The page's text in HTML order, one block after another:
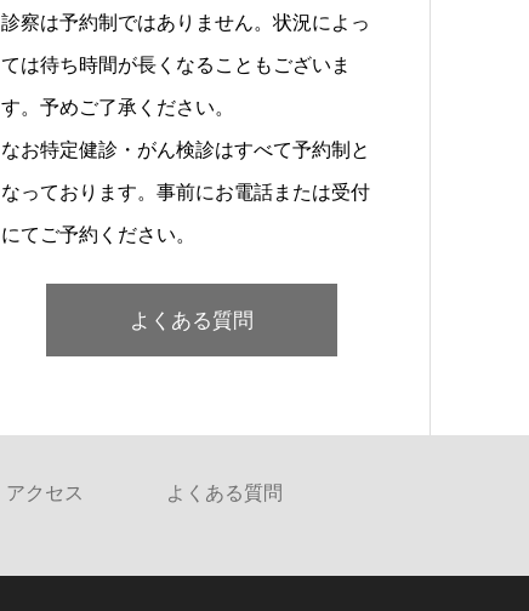
診察は予約制ではありません。状況によっ
ては待ち時間が長くなることもございま
す。予めご了承ください。
なお特定健診・がん検診はすべて予約制と
なっております。事前にお電話または受付
にてご予約ください。
よくある質問
アクセス よくある質問